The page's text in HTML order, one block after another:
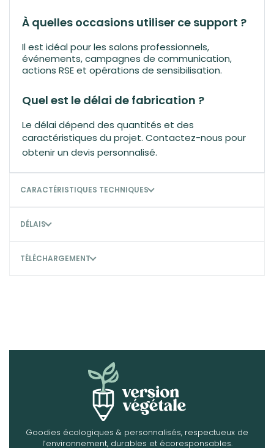
À quelles occasions utiliser ce support ?
Il est idéal pour les salons professionnels,
événements, campagnes de communication,
actions RSE et opérations de sensibilisation.
Quel est le délai de fabrication ?
Le délai dépend des quantités et des
caractéristiques du projet. Contactez-nous pour
obtenir un devis personnalisé.
CARACTÉRISTIQUES TECHNIQUES
DÉLAIS
TÉLÉCHARGEMENT
Goodies écologiques & personnalisés, respectueux de
l’environnement, durables et écoresponsables.